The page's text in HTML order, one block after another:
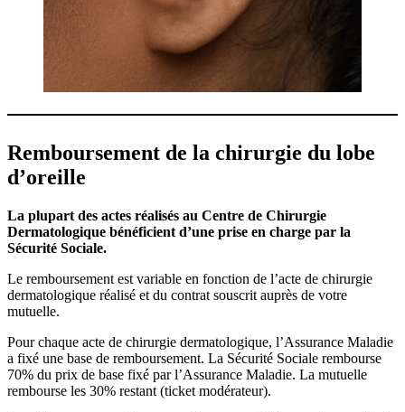
Remboursement de la chirurgie du lobe
d’oreille
La plupart des actes réalisés au Centre de Chirurgie
Dermatologique bénéficient d’une prise en charge par la
Sécurité Sociale.
Le remboursement est variable en fonction de l’acte de chirurgie
dermatologique réalisé et du contrat souscrit auprès de votre
mutuelle.
Pour chaque acte de chirurgie dermatologique, l’Assurance Maladie
a fixé une base de remboursement. La Sécurité Sociale rembourse
70% du prix de base fixé par l’Assurance Maladie. La mutuelle
rembourse les 30% restant (ticket modérateur).